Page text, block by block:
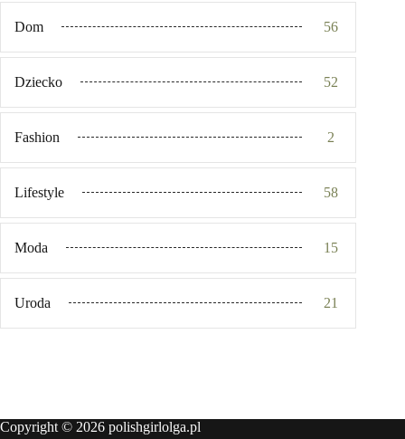
Dom 56
Dziecko 52
Fashion 2
Lifestyle 58
Moda 15
Uroda 21
Copyright © 2026 polishgirlolga.pl